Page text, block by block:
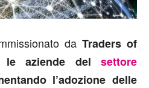
da Traders of
le aziende del settore
l’adozione delle